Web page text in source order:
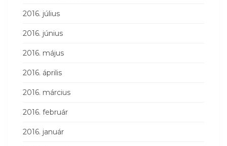
2016. július
2016. június
2016. május
2016. április
2016. március
2016. február
2016. január